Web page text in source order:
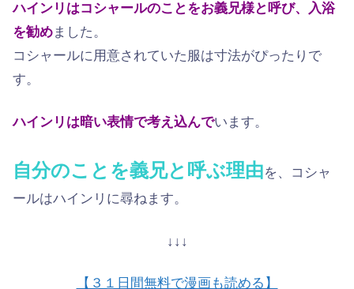
ハインリはコシャールのことをお義兄様と呼び、入浴
を勧めました。
コシャールに用意されていた服は寸法がぴったりで
す。
ハインリは暗い表情で考え込んでいます。
自分のことを義兄と呼ぶ理由を、コシャ
ールはハインリに尋ねます。
↓↓↓
【３１日間無料で漫画も読める】